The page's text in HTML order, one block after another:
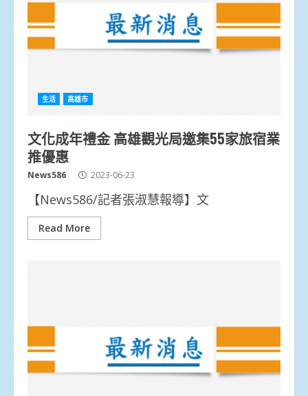
生活 高雄市
文化成年禮金 高雄觀光局邀集55家旅宿業
推優惠
News586 2023-06-23
【News586/記者張淑慧報導】文
Read More